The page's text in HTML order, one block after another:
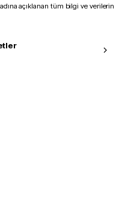
açıklanan tüm bilgi ve verilerin